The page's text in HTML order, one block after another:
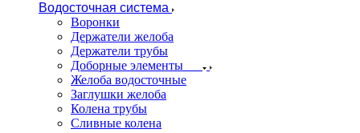
Водосточная система
Воронки
Держатели желоба
Держатели трубы
Доборные элементы
Желоба водосточные
Заглушки желоба
Колена трубы
Сливные колена